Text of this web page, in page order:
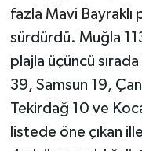
fazla Mavi Bayraklı
sürdürdü. Muğla
plajla üçüncü
39, Samsun 19,
Tekirdağ 10 ve
listede öne çıkan